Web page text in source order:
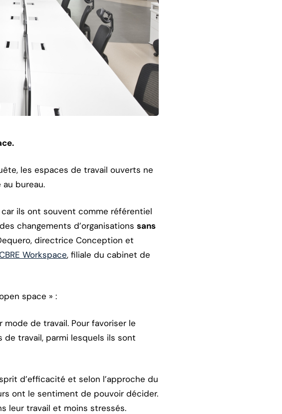
les espaces de travail ouverts ne
bureau.
car ils ont souvent comme référentiel
changements d’organisations sans
directrice Conception et
Workspace, filiale du cabinet de
space » :
de travail. Pour favoriser le
de travail, parmi lesquels ils sont
d’efficacité et selon l’approche du
ont le sentiment de pouvoir décider.
leur travail et moins stressés.